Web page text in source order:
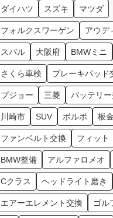
ダイハツ スズキ マツダ
フォルクスワーゲン アウデ
スバル 大阪府 BMWミニ
さくら車検 ブレーキパッド
プジョー 三菱 バッテリ
川崎市 SUV ボルボ 板
ファンベルト交換 フィット
BMW整備 アルファロメオ
Cクラス ヘッドライト磨き
エアーエレメント交換 ゴル